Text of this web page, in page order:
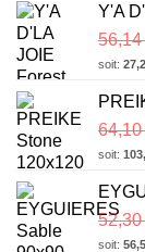
Y'A
56,14
soit:
64,10
soit:
52,30
soit: